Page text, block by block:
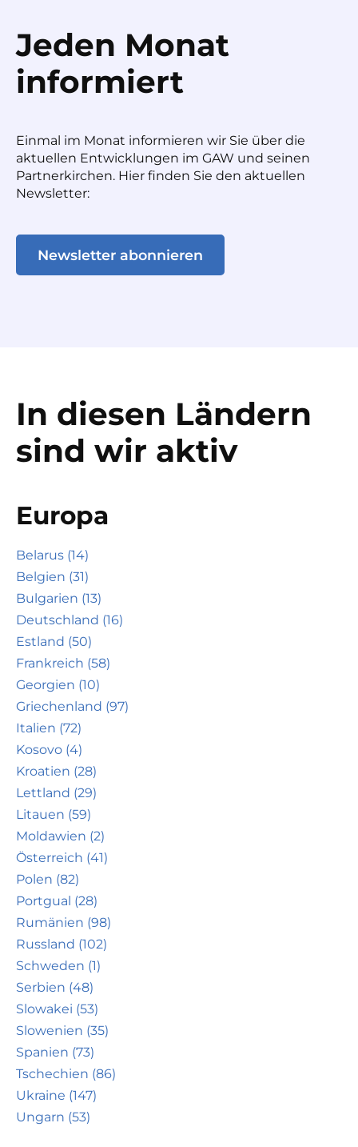
Jeden Monat
informiert
Einmal im Monat informieren wir Sie über die
aktuellen Entwicklungen im GAW und seinen
Partnerkirchen. Hier finden Sie den aktuellen
Newsletter:
Newsletter abonnieren
In diesen Ländern
sind wir aktiv
Europa
Belarus (14)
Belgien (31)
Bulgarien (13)
Deutschland (16)
Estland (50)
Frankreich (58)
Georgien (10)
Griechenland (97)
Italien (72)
Kosovo (4)
Kroatien (28)
Lettland (29)
Litauen (59)
Moldawien (2)
Österreich (41)
Polen (82)
Portgual (28)
Rumänien (98)
Russland (102)
Schweden (1)
Serbien (48)
Slowakei (53)
Slowenien (35)
Spanien (73)
Tschechien (86)
Ukraine (147)
Ungarn (53)